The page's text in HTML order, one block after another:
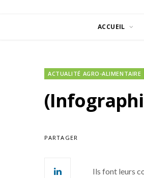
ACCUEIL
ACTUALITÉ AGRO-ALIMENTAIRE
PARTAGER
Ils font leurs